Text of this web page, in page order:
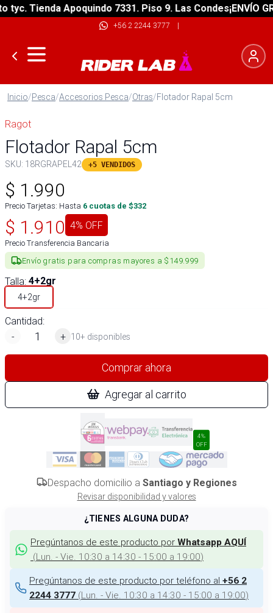
Tienda Apoquindo 7331. Piso 9. Las Condes¡ENVÍO
+56 2 2244 3777 |
Inicio/Pesca/Accesorios Pesca/Otras/Flotador Rapal 5cm
Ragot
Flotador Rapal 5cm
SKU: 18RGRAPEL42 +5 VENDIDOS
$ 1.990
Precio Tarjetas: Hasta 6 cuotas de $332
$ 1.910 4% OFF
Precio Transferencia Bancaria
Envío gratis para compras mayores a $149.999
Talla: 4+2gr
4+2gr
Cantidad:
-
+ 10+ disponibles
Comprar ahora
Agregar al carrito
4%
OFF
Despacho domicilio a Santiago y Regiones
Revisar disponibilidad y valores
¿TIENES ALGUNA DUDA?
Pregúntanos de este producto por Whatsapp AQUÍ
(Lun. - Vie. 10:30 a 14:30 - 15:00 a 19:00)
Pregúntanos de este producto por teléfono al +56 2
2244 3777 (Lun. - Vie. 10:30 a 14:30 - 15:00 a 19:00)